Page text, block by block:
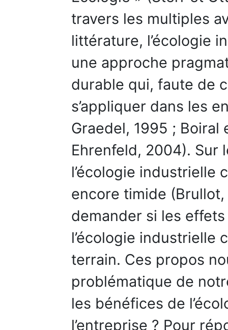
travers les multiples
littérature, l’écologie
une approche
durable qui, faute de
s’appliquer dans les
Graedel, 1995 ; Boiral
Ehrenfeld, 2004). Sur
l’écologie industrielle
encore timide
demander si les
l’écologie industrielle
terrain. Ces propos
problématique de
les bénéfices de
l’entreprise ? Pour